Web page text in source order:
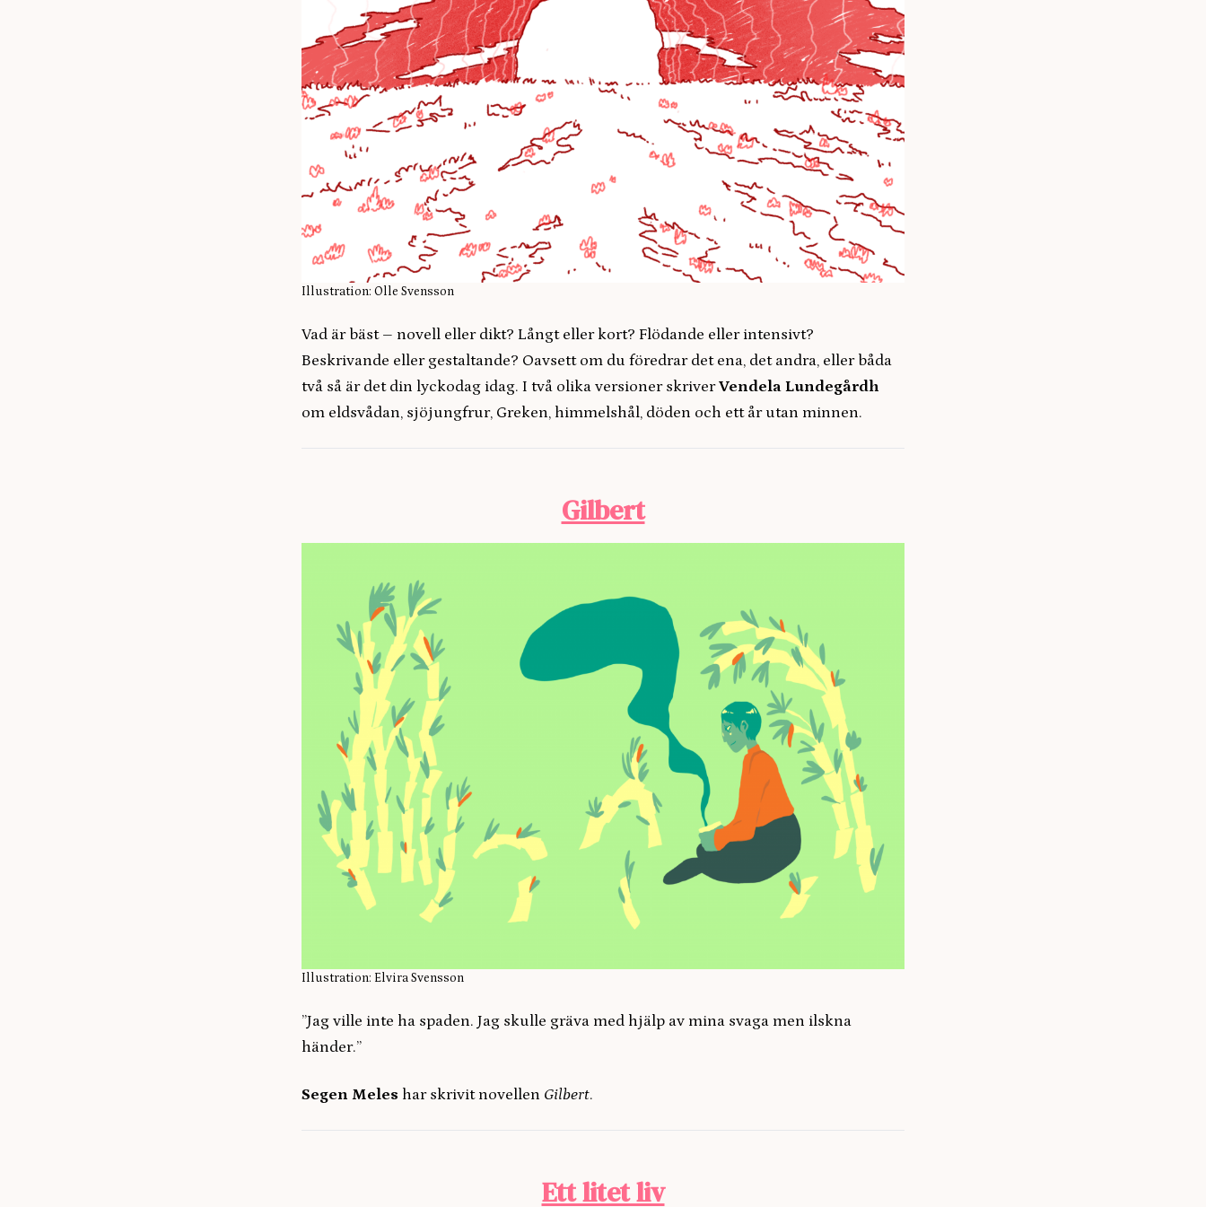
Illustration: Olle Svensson
Vad är bäst – novell eller dikt? Långt eller kort? Flödande eller intensivt?
Beskrivande eller gestaltande? Oavsett om du föredrar det ena, det andra, eller båda
två så är det din lyckodag idag. I två olika versioner skriverVendela Lundegårdh
om eldsvådan, sjöjungfrur, Greken, himmelshål, döden och ett år utan minnen.
Gilbert
Illustration: Elvira Svensson
”Jag ville inte ha spaden. Jag skulle gräva med hjälp av mina svaga men ilskna
händer.”
Segen Meles har skrivit novellen Gilbert.
Ett litet liv